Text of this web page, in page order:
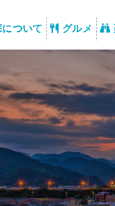
について グルメ